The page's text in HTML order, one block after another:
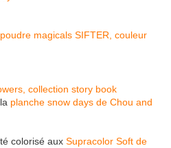
poudre magicals SIFTER, couleur
collection story book
planche snow days de Chou and
colorisé aux Supracolor Soft de